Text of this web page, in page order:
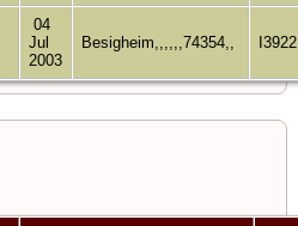
04
Jul
2003
Besigheim,,,,,,74354,, I3922